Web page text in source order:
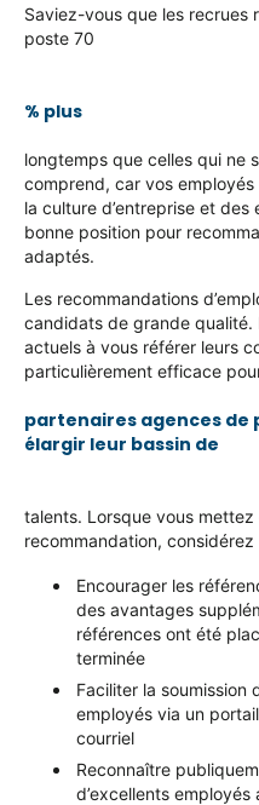
Saviez-vous que les recrues
poste 70
% plus
longtemps que celles qui ne
comprend, car vos
la culture d’entreprise et
bonne position pour
adaptés.
Les recommandations
candidats de grande qualité.
actuels à vous référer leurs
particulièrement efficace
partenaires agences
élargir leur bassin de
talents. Lorsque vous
recommandation, considérez
Encourager les
des avantages
références ont été
terminée
Faciliter la soumission
employés via un
courriel
Reconnaître
d’excellents employés